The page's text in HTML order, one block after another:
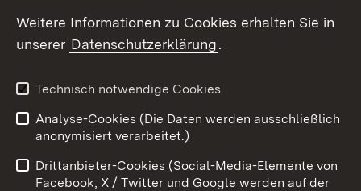
X / Twitter
Youtube
Impressum
Kontakt
Barrierefreiheit
Datenschutz
Weitere Informationen zu Cookies erhalten Sie in
unserer Datenschutzerklärung.
Technisch notwendige Cookies
Analyse-Cookies (Die Daten werden ausschließlich
anonymisiert verarbeitet.)
Drittanbieter-Cookies (Social-Media-Elemente von
Facebook, X / Twitter und Google werden auf der